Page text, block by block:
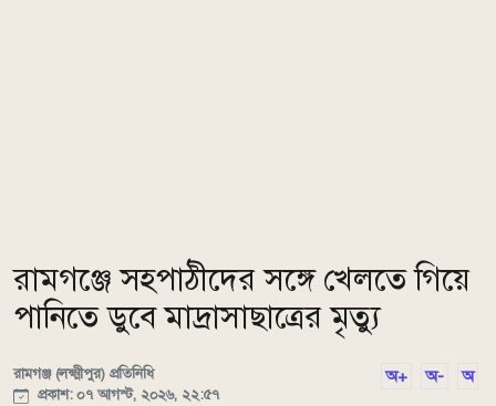
রামগঞ্জে সহপাঠীদের সঙ্গে খেলতে গিয়ে
পানিতে ডুবে মাদ্রাসাছাত্রের মৃত্যু
রামগঞ্জ (লক্ষ্মীপুর) প্রতিনিধি
প্রকাশ: ০৭ আগস্ট, ২০২৬, ২২:৫৭
অ+ অ- অ